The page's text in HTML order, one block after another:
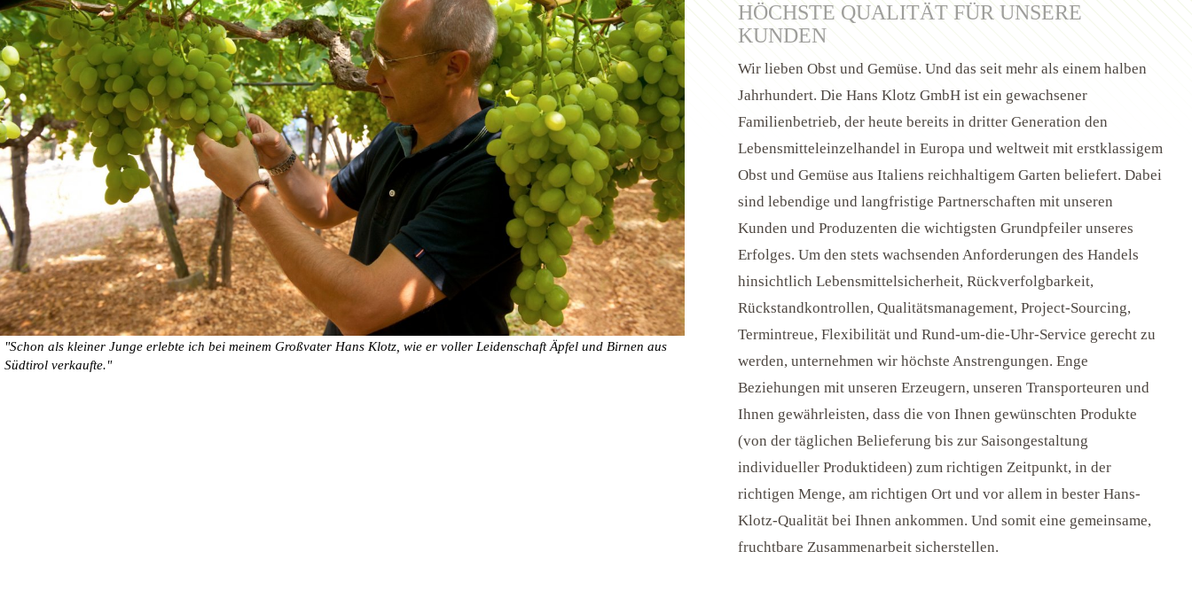
"Schon als kleiner Junge erlebte ich bei meinem Großvater Hans Klotz, wie er voller Leidenschaft Äpfel und Birnen aus
Südtirol verkaufte."
HÖCHSTE QUALITÄT FÜR UNSERE
KUNDEN
Wir lieben Obst und Gemüse. Und das seit mehr als einem halben
Jahrhundert. Die Hans Klotz GmbH ist ein gewachsener
Familienbetrieb, der heute bereits in dritter Generation den
Lebensmitteleinzelhandel in Europa und weltweit mit erstklassigem
Obst und Gemüse aus Italiens reichhaltigem Garten beliefert. Dabei
sind lebendige und langfristige Partnerschaften mit unseren
Kunden und Produzenten die wichtigsten Grundpfeiler unseres
Erfolges. Um den stets wachsenden Anforderungen des Handels
hinsichtlich Lebensmittelsicherheit, Rückverfolgbarkeit,
Rückstandkontrollen, Qualitätsmanagement, Project-Sourcing,
Termintreue, Flexibilität und Rund-um-die-Uhr-Service gerecht zu
werden, unternehmen wir höchste Anstrengungen. Enge
Beziehungen mit unseren Erzeugern, unseren Transporteuren und
Ihnen gewährleisten, dass die von Ihnen gewünschten Produkte
(von der täglichen Belieferung bis zur Saisongestaltung
individueller Produktideen) zum richtigen Zeitpunkt, in der
richtigen Menge, am richtigen Ort und vor allem in bester Hans-
Klotz-Qualität bei Ihnen ankommen. Und somit eine gemeinsame,
fruchtbare Zusammenarbeit sicherstellen.